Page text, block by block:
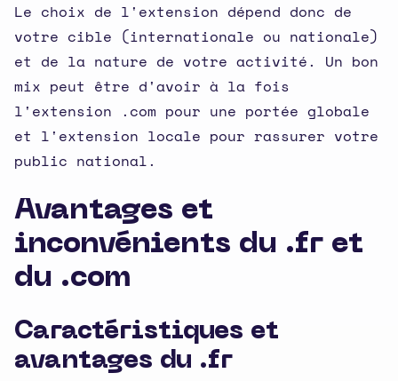
Le choix de l'extension dépend donc de
votre cible (internationale ou nationale)
et de la nature de votre activité. Un bon
mix peut être d'avoir à la fois
l'extension .com pour une portée globale
et l'extension locale pour rassurer votre
public national.
Avantages et
inconvénients du .fr et
du .com
Caractéristiques et
avantages du .fr